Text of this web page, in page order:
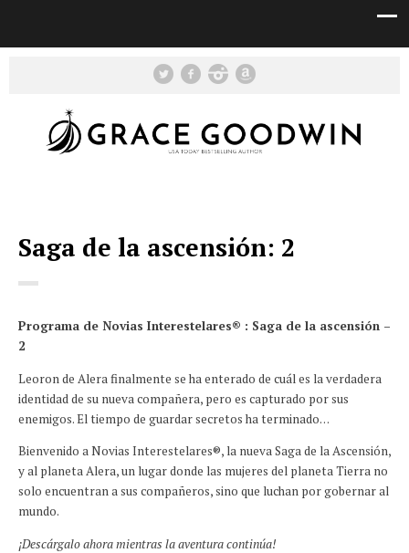
Saga de la ascensión: 2
Programa de Novias Interestelares® : Saga de la ascensión –
2
Leoron de Alera finalmente se ha enterado de cuál es la verdadera
identidad de su nueva compañera, pero es capturado por sus
enemigos. El tiempo de guardar secretos ha terminado…
Bienvenido a Novias Interestelares®, la nueva Saga de la Ascensión,
y al planeta Alera, un lugar donde las mujeres del planeta Tierra no
solo encuentran a sus compañeros, sino que luchan por gobernar al
mundo.
¡Descárgalo ahora mientras la aventura continúa!